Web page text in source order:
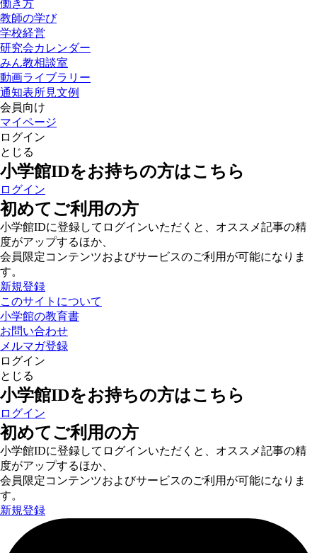
働き方
教師の学び
学校経営
研究会カレンダー
みん教相談室
動画ライブラリー
通知表所見文例
会員向け
マイページ
ログイン
とじる
小学館IDをお持ちの方はこちら
ログイン
初めてご利用の方
小学館IDに登録してログインいただくと、オススメ記事の精
度がアップするほか、
会員限定コンテンツおよびサービスのご利用が可能になりま
す。
新規登録
このサイトについて
小学館の教育書
お問い合わせ
メルマガ登録
ログイン
とじる
小学館IDをお持ちの方はこちら
ログイン
初めてご利用の方
小学館IDに登録してログインいただくと、オススメ記事の精
度がアップするほか、
会員限定コンテンツおよびサービスのご利用が可能になりま
す。
新規登録